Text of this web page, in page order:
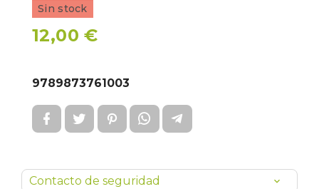
Sin stock
12,00 €
9789873761003
Contacto de seguridad